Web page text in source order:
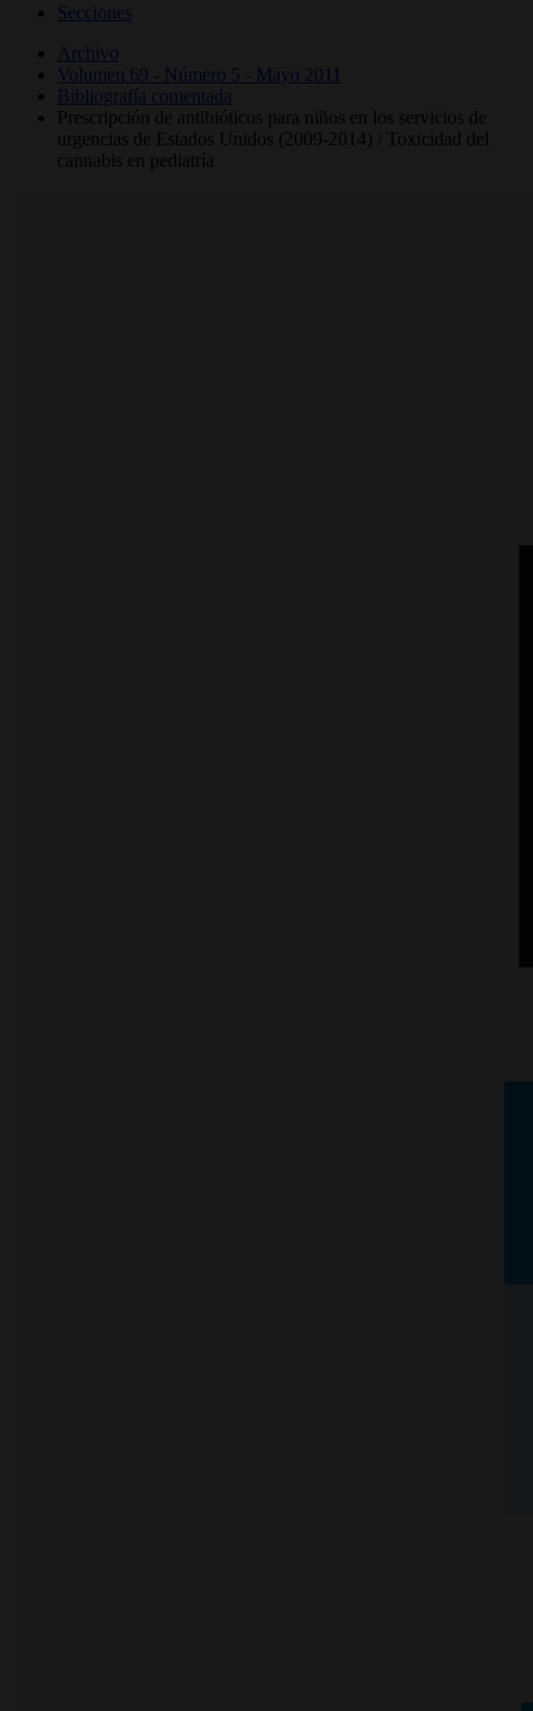
Secciones
Archivo
Volumen 69 - Número 5 - Mayo 2011
Bibliografía comentada
Prescripción de antibióticos para niños en los servicios de
urgencias de Estados Unidos (2009-2014) / Toxicidad del
cannabis en pediatría